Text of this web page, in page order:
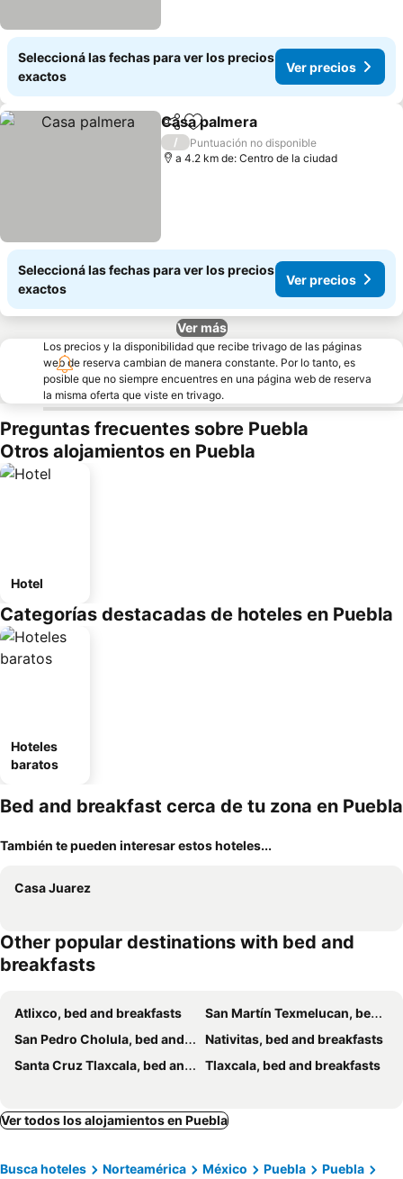
Seleccioná las fechas para ver los precios
exactos
Ver precios
CompartirAñadir a favoritos
Casa palmera
/
Puntuación no disponible
a 4.2 km de: Centro de la ciudad
Seleccioná las fechas para ver los precios
exactos
Ver precios
Ver más
Los precios y la disponibilidad que recibe trivago de las páginas
web de reserva cambian de manera constante. Por lo tanto, es
posible que no siempre encuentres en una página web de reserva
la misma oferta que viste en trivago.
Preguntas frecuentes sobre Puebla
Otros alojamientos en Puebla
Hotel
Categorías destacadas de hoteles en Puebla
Hoteles
baratos
Bed and breakfast cerca de tu zona en Puebla
También te pueden interesar estos hoteles...
Casa Juarez
Other popular destinations with bed and
breakfasts
Atlixco, bed and breakfasts
San Martín Texmelucan, bed and breakfasts
San Pedro Cholula, bed and breakfasts
Nativitas, bed and breakfasts
Santa Cruz Tlaxcala, bed and breakfasts
Tlaxcala, bed and breakfasts
Ver todos los alojamientos en Puebla
Busca hoteles Norteamérica México Puebla
Puebla